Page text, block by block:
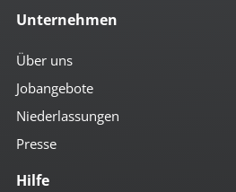
Unternehmen
Über uns
Jobangebote
Niederlassungen
Presse
Hilfe